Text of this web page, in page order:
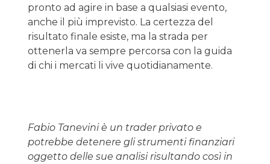
pronto ad agire in base a qualsiasi evento,
anche il più imprevisto. La certezza del
risultato finale esiste, ma la strada per
ottenerla va sempre percorsa con la guida
di chi i mercati li vive quotidianamente.
Fabio Tanevini è un trader privato e
potrebbe detenere gli strumenti finanziari
oggetto delle sue analisi risultando così in